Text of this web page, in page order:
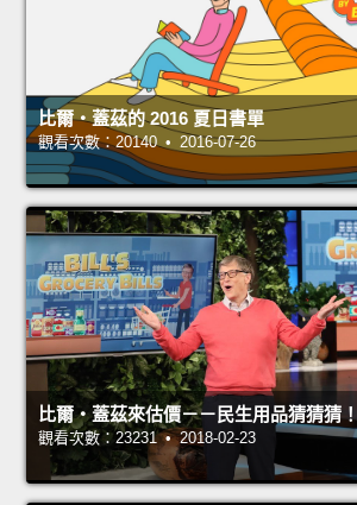
比爾‧蓋茲的 2016 夏日書單
觀看次數：20140 • 2016-07-26
比爾‧蓋茲來估價－－民生用品猜猜猜！
觀看次數：23231 • 2018-02-23